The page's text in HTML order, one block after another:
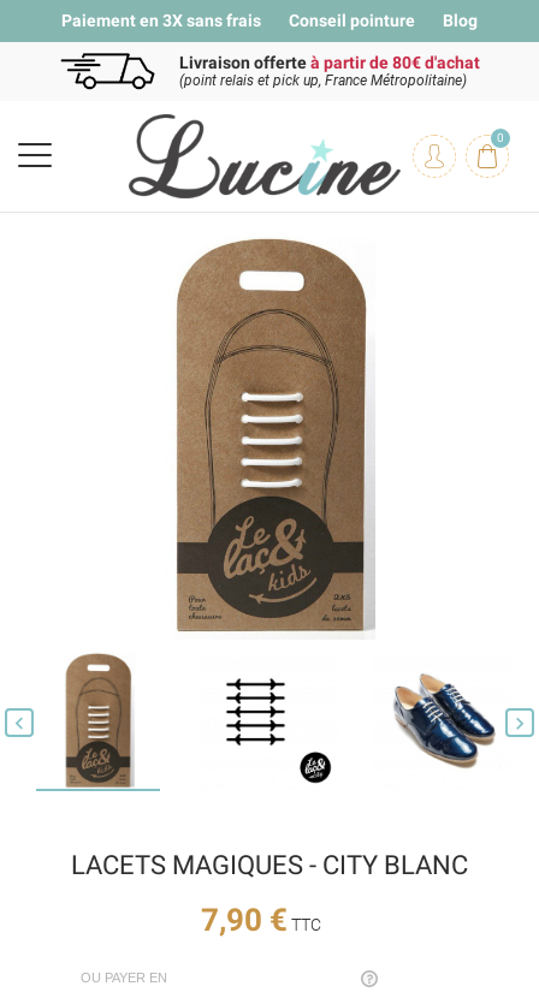
Paiement en 3X sans frais Conseil pointure Blog
Livraison offerteà partir de 80€ d'achat
(point relais et pick up, France Métropolitaine)
0
 
LACETS MAGIQUES - CITY BLANC
7,90 € TTC
OU PAYER EN